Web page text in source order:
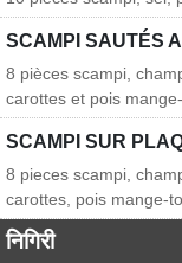
SCAMPI SAUTÉS
8 pièces scampi,
carottes et pois
SCAMPI SUR
8 pieces scampi,
carottes, pois mange-
निगिरी